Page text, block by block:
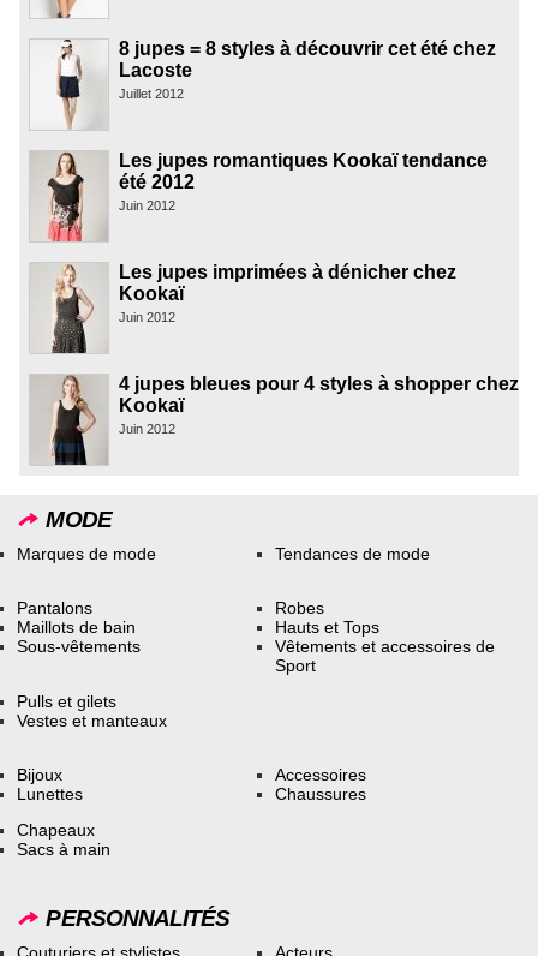
8 jupes = 8 styles à découvrir cet été chez
Lacoste
Juillet 2012
Les jupes romantiques Kookaï tendance
été 2012
Juin 2012
Les jupes imprimées à dénicher chez
Kookaï
Juin 2012
4 jupes bleues pour 4 styles à shopper chez
Kookaï
Juin 2012
MODE
Marques de mode Tendances de mode
Pantalons
Maillots de bain
Sous-vêtements
Robes
Hauts et Tops
Vêtements et accessoires de
Sport
Pulls et gilets
Vestes et manteaux
Bijoux
Lunettes
Accessoires
Chaussures
Chapeaux
Sacs à main
PERSONNALITÉS